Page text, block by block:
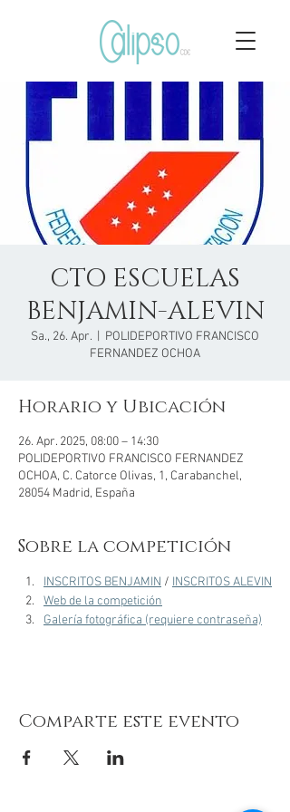
CTO ESCUELAS
BENJAMIN-ALEVIN
Sa., 26. Apr.
POLIDEPORTIVO FRANCISCO
FERNANDEZ OCHOA
Horario y Ubicación
26. Apr. 2025, 08:00 – 14:30
POLIDEPORTIVO FRANCISCO FERNANDEZ
OCHOA, C. Catorce Olivas, 1, Carabanchel,
28054 Madrid, España
Sobre la competición
INSCRITOS BENJAMIN / INSCRITOS ALEVIN
Web de la competición
Galería fotográfica (requiere contraseña)
Comparte este evento